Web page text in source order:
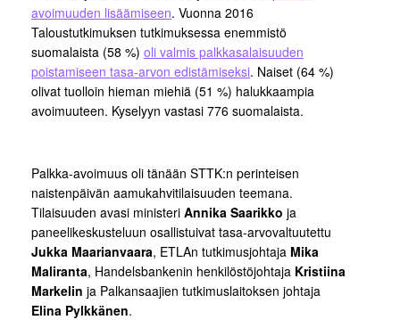
avoimuuden lisäämiseen. Vuonna 2016
Taloustutkimuksen tutkimuksessa enemmistö
suomalaista (58 %) oli valmis palkkasalaisuuden
poistamiseen tasa-arvon edistämiseksi. Naiset (64 %)
olivat tuolloin hieman miehiä (51 %) halukkaampia
avoimuuteen. Kyselyyn vastasi 776 suomalaista.
Palkka-avoimuus oli tänään STTK:n perinteisen
naistenpäivän aamukahvitilaisuuden teemana.
Tilaisuuden avasi ministeri Annika Saarikko ja
paneelikeskusteluun osallistuivat tasa-arvovaltuutettu
Jukka Maarianvaara, ETLAn tutkimusjohtaja Mika
Maliranta, Handelsbankenin henkilöstöjohtaja Kristiina
Markelin ja Palkansaajien tutkimuslaitoksen johtaja
Elina Pylkkänen.